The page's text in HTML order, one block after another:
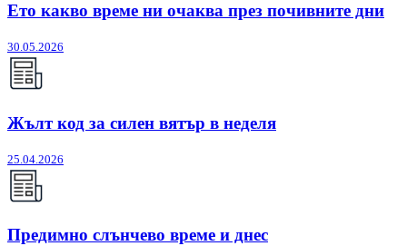
Ето какво време ни очаква през почивните дни
30.05.2026
Жълт код за силен вятър в неделя
25.04.2026
Предимно слънчево време и днес